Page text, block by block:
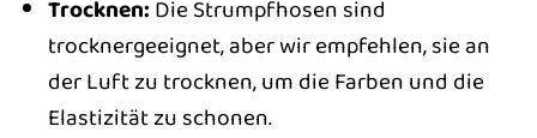
Trocknen: Die Strumpfhosen sind
trocknergeeignet, aber wir empfehlen, sie an
der Luft zu trocknen, um die Farben und die
Elastizität zu schonen.